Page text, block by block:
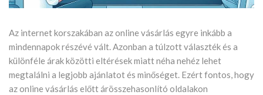
Az internet korszakában az online vásárlás egyre inkább a
mindennapok részévé vált. Azonban a túlzott választék és a
különféle árak közötti eltérések miatt néha nehéz lehet
megtalálni a legjobb ajánlatot és minőséget. Ezért fontos, hogy
az online vásárlás előtt árösszehasonlító oldalakon